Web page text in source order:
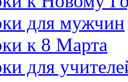
для мужчин
к 8 Марта
для